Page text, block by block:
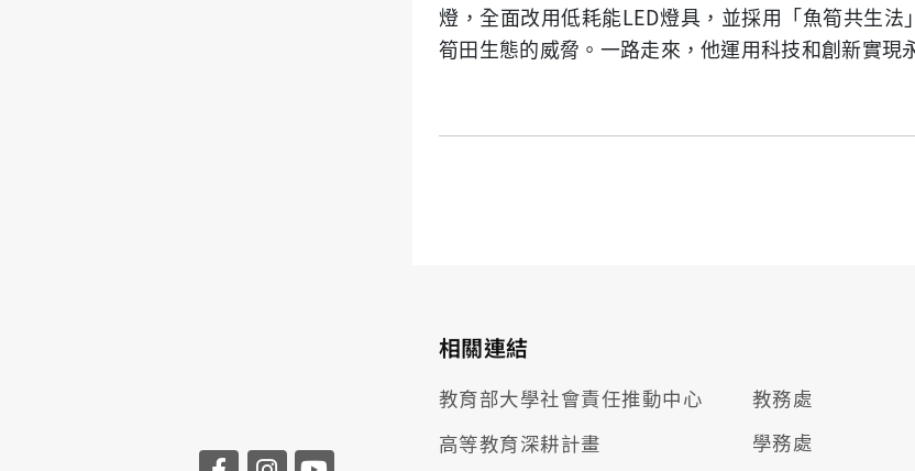
燈，全面改用低耗能LED燈具，並採用「魚筍共生法
筍田生態的威脅。一路走來，他運用科技和創新實現
相關連結
教育部大學社會責任推動中心
高等教育深耕計畫
教務處
學務處